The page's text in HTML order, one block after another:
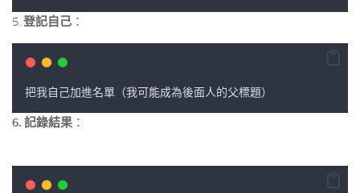
5. 登記自己 ：
把我自己加進名單 （我可能成為後面人的父標題）
6. 記錄結果 ：